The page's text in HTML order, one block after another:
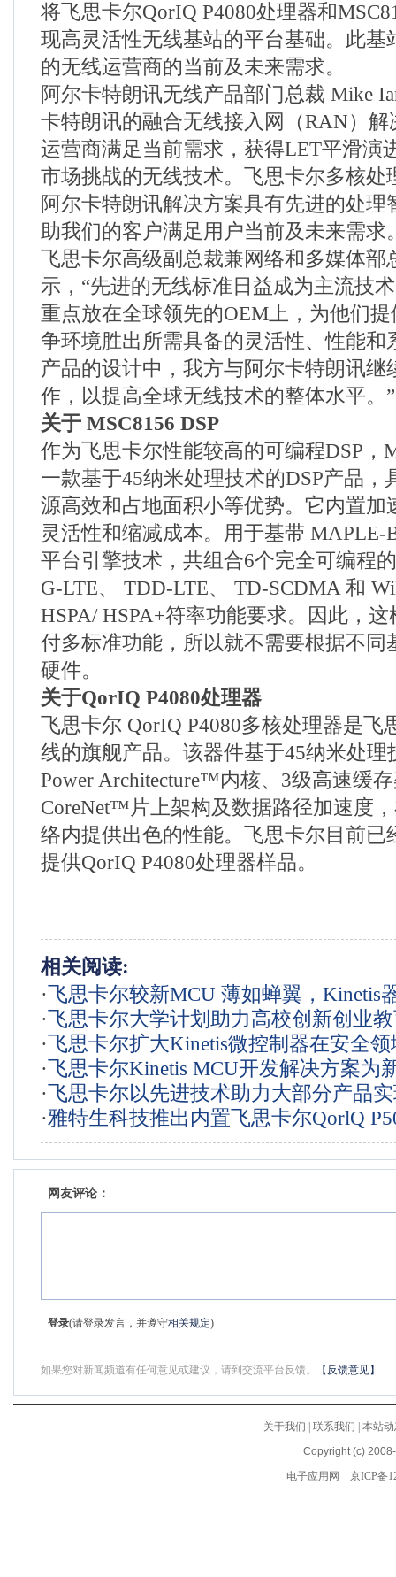
将飞思卡尔QorIQ P4080处理器和
现高灵活性无线基站的平台基础。此基
的无线运营商的当前及未来需求。
阿尔卡特朗讯无线产品部门总裁 Mike
卡特朗讯的融合无线接入网（RAN）
运营商满足当前需求，获得LET平滑演
市场挑战的无线技术。飞思卡尔多核处
阿尔卡特朗讯解决方案具有先进的处理
助我们的客户满足用户当前及未来需求
飞思卡尔高级副总裁兼网络和多媒体部
示，“先进的无线标准日益成为主流技
重点放在全球领先的OEM上，为他们
争环境胜出所需具备的灵活性、性能和
产品的设计中，我方与阿尔卡特朗讯继
作，以提高全球无线技术的整体水平。”
关于 MSC8156 DSP
作为飞思卡尔性能较高的可编程DSP，
一款基于45纳米处理技术的DSP产品，
源高效和占地面积小等优势。它内置加
灵活性和缩减成本。用于基带 MAPLE-
平台引擎技术，共组合6个完全可编程
G-LTE、 TDD-LTE、 TD-SCDMA 和
HSPA/ HSPA+符率功能要求。因此，
付多标准功能，所以就不需要根据不同
硬件。
关于QorIQ P4080处理器
飞思卡尔 QorIQ P4080多核处理器是飞
线的旗舰产品。该器件基于45纳米处理
Power Architecture™内核、3级高速缓
CoreNet™片上架构及数据路径加速度
络内提供出色的性能。飞思卡尔目前已
提供QorIQ P4080处理器样品。
相关阅读:
·飞思卡尔较新MCU 薄如蝉翼，Kinetis
寸再创记录
·飞思卡尔大学计划助力高校创新创业
大篷车在蓉城全新亮相
·飞思卡尔扩大Kinetis微控制器在安全
地位，满足日新月异的移动POS市场的
·飞思卡尔Kinetis MCU开发解决方案为
ARM® mbed™ IoT Device Platform提供
·飞思卡尔以先进技术助力大部分产品实
软件认证
·雅特生科技推出内置飞思卡尔QorlQ
器的全新VME单板计算机
网友评论：
登录(请登录发言，并遵守相关规定)
如果您对新闻频道有任何意见或建议，请到交流平台反馈。 【反馈意见】
关于我们 联系我们
本站
Copyright (c)
电子应用网
京ICP备